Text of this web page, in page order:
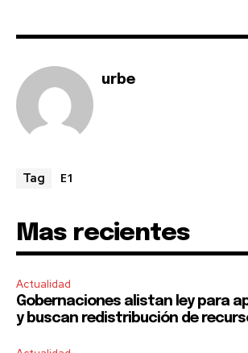
urbe
Tag E1
Mas recientes
Actualidad
Gobernaciones alistan ley para
y buscan redistribución de